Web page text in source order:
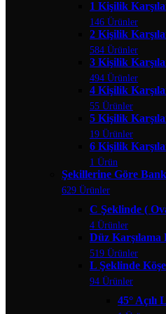
1 Kişilik
146 Ürünler
2 Kişilik
584 Ürünler
3 Kişilik
494 Ürünler
4 Kişilik
55 Ürünler
5 Kişilik
19 Ürünler
6 Kişilik
1 Ürün
Şekillerine Göre
629 Ürünler
C Şeklinde (
4 Ürünler
Düz Karşılama
519 Ürünler
L Şeklinde
94 Ürünler
45° Açılı